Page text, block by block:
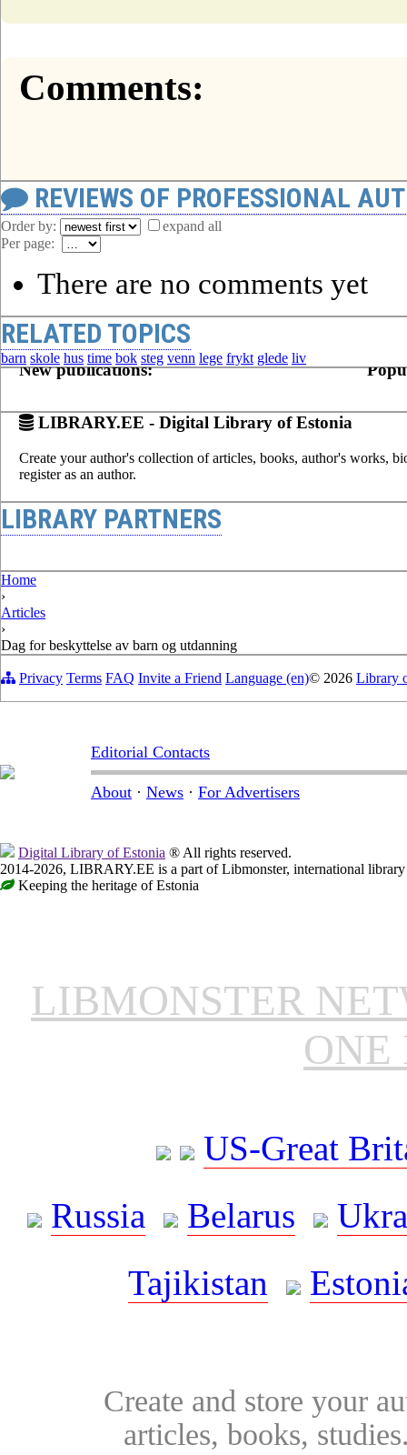
Comments:
REVIEWS OF PROFESSIONAL
Order by:
expand all
Per page:
There are no comments yet
RELATED TOPICS
barn skole hus time bok steg venn lege frykt glede liv
New publications:
LIBRARY.EE - Digital Library of Estonia
Create your author's collection of articles, books, author's works,
register as an author.
LIBRARY PARTNERS
Home
›
Articles
›
Dag for beskyttelse av barn og utdanning
Privacy Terms FAQ Invite a Friend Language (en)© 2026 Library
Editorial Contacts
About · News · For Advertisers
Digital Library of Estonia ® All rights reserved.
2014-2026, LIBRARY.EE is a part of Libmonster, international
Keeping the heritage of Estonia
LIBMONSTER
ONE
US-Great
Russia
Belarus
Tajikistan
Create and store your
articles, books,